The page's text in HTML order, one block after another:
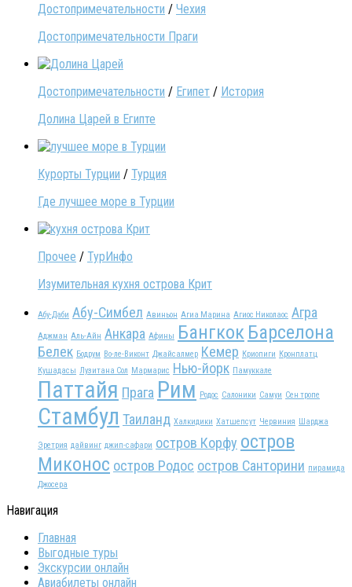
Достопримечательности / Чехия
Достопримечательности Праги
Достопримечательности / Египет / История
Долина Царей в Египте
Курорты Турции / Турция
Где лучшее море в Турции
Прочее / ТурИнфо
Изумительная кухня острова Крит
Абу-Даби Абу-Симбел Авиньон Агиа Марина Агиос Николаос Агра
Аджман Аль-Айн Анкара Афины Бангкок Барселона
Белек Бодрум Во-ле-Виконт Джайсалмер Кемер Криопиги Кронплатц
Кушадасы Лузитана Сол Мармарис Нью-йорк Памуккале
Паттайя Прага Рим Родос Салоники Самуи Сен тропе
Стамбул Таиланд Халкидики Хатшепсут Червиния Шарджа
Эретрия дайвинг джип-сафари остров Корфу остров
Миконос остров Родос остров Санторини пирамида
Джосера
Навигация
Главная
Выгодные туры
Экскурсии онлайн
Авиабилеты онлайн